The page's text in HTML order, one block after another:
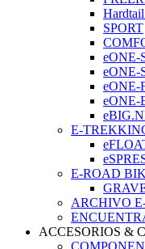
SPORT
eONE-
eONE-
eONE-
eONE-
E-
E-ROAD
ARCHIVO
ACCESORIOS &